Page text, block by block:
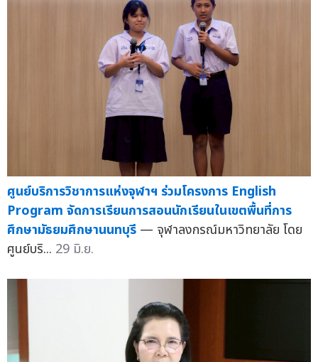
ศูนย์บริการวิชาการแห่งจุฬาฯ ร่วมโครงการ English
Program จัดการเรียนการสอนนักเรียนในเขตพื้นที่การ
ศึกษามัธยมศึกษานนทบุรี — จุฬาลงกรณ์มหาวิทยาลัย โดย
ศูนย์บริ... 29 มิ.ย.